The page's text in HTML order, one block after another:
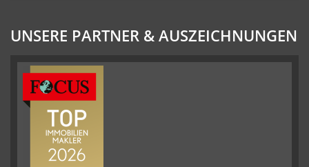
UNSERE PARTNER & AUSZEICHNUNGEN